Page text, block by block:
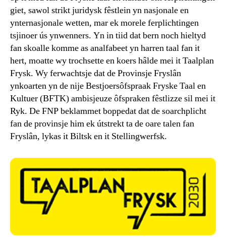
giet, sawol strikt juridysk fêstlein yn nasjonale en
ynternasjonale wetten, mar ek morele ferplichtingen
tsjinoer ús ynwenners. Yn in tiid dat bern noch hieltyd
fan skoalle komme as analfabeet yn harren taal fan it
hert, moatte wy trochsette en koers hâlde mei it Taalplan
Frysk. Wy ferwachtsje dat de Provinsje Fryslân
ynkoarten yn de nije Bestjoersôfspraak Fryske Taal en
Kultuer (BFTK) ambisjeuze ôfspraken fêstlizze sil mei it
Ryk. De FNP beklammet boppedat dat de soarchplicht
fan de provinsje him ek útstrekt ta de oare talen fan
Fryslân, lykas it Biltsk en it Stellingwerfsk.